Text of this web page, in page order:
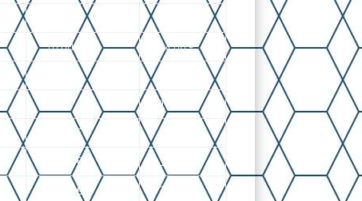
20.00 €
16.00 €
14.00 €
11.00 €
11.00 €
10.00 €
11.00 €
10.00 €
18.00 €
16.00 €
16.00 €
14.00 €